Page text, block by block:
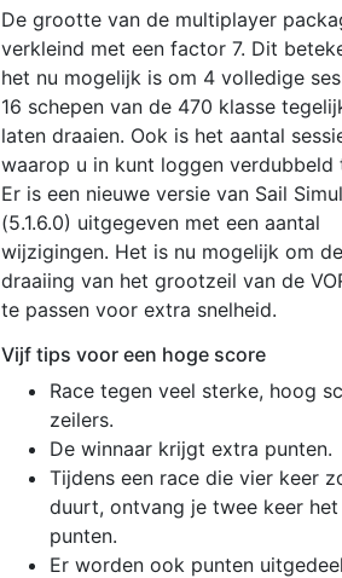
De grootte van de multiplayer
verkleind met een factor 7. Dit
het nu mogelijk is om 4 volledige
16 schepen van de 470 klasse
laten draaien. Ook is het aantal
waarop u in kunt loggen verdubbeld
Er is een nieuwe versie van Sail
(5.1.6.0) uitgegeven met een aantal
wijzigingen. Het is nu mogelijk om de
draaiing van het grootzeil van de
te passen voor extra snelheid.
Vijf tips voor een hoge score
Race tegen veel sterke, hoog
zeilers.
De winnaar krijgt extra punten.
Tijdens een race die vier keer
duurt, ontvang je twee keer
punten.
Er worden ook punten